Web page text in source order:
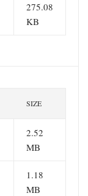
275.08
KB
SIZE
2.52
MB
1.18
MB